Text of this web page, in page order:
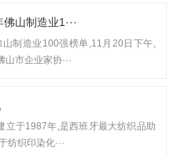
山制造业1···
制造业100强榜单,11月20日下午,
市企业家协···
立于1987年,是西班牙最大纺织品助
纺织印染化···